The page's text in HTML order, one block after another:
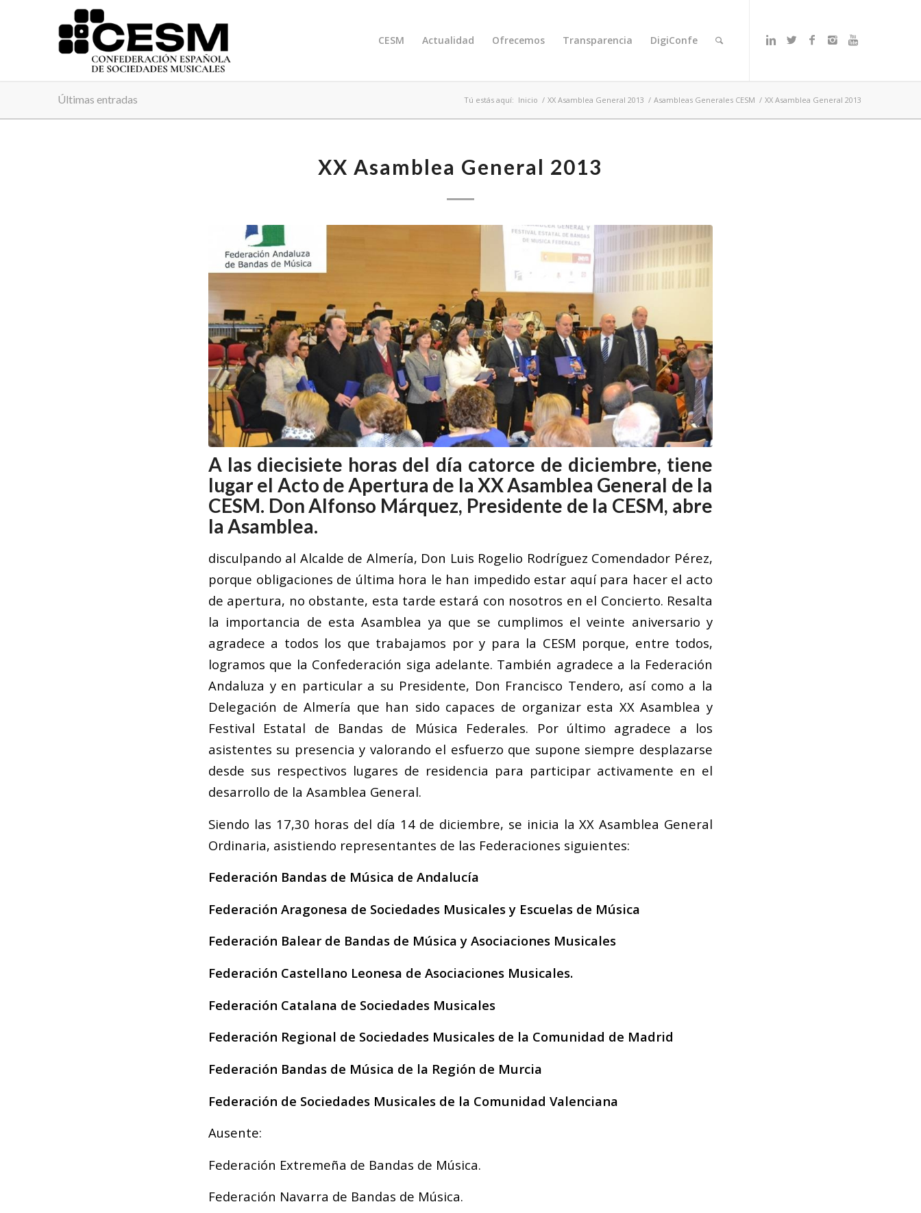
CESM Actualidad Ofrecemos Transparencia DigiConfe
Últimas entradas Tú estás aquí: Inicio / XX Asamblea General 2013 / Asambleas Generales CESM / XX Asamblea General 2013
XX Asamblea General 2013
A las diecisiete horas del día catorce de diciembre, tiene
lugar el Acto de Apertura de la XX Asamblea General de la
CESM. Don Alfonso Márquez, Presidente de la CESM, abre
la Asamblea.
disculpando al Alcalde de Almería, Don Luis Rogelio Rodríguez Comendador Pérez,
porque obligaciones de última hora le han impedido estar aquí para hacer el acto
de apertura, no obstante, esta tarde estará con nosotros en el Concierto. Resalta
la importancia de esta Asamblea ya que se cumplimos el veinte aniversario y
agradece a todos los que trabajamos por y para la CESM porque, entre todos,
logramos que la Confederación siga adelante. También agradece a la Federación
Andaluza y en particular a su Presidente, Don Francisco Tendero, así como a la
Delegación de Almería que han sido capaces de organizar esta XX Asamblea y
Festival Estatal de Bandas de Música Federales. Por último agradece a los
asistentes su presencia y valorando el esfuerzo que supone siempre desplazarse
desde sus respectivos lugares de residencia para participar activamente en el
desarrollo de la Asamblea General.
Siendo las 17,30 horas del día 14 de diciembre, se inicia la XX Asamblea General
Ordinaria, asistiendo representantes de las Federaciones siguientes:
Federación Bandas de Música de Andalucía
Federación Aragonesa de Sociedades Musicales y Escuelas de Música
Federación Balear de Bandas de Música y Asociaciones Musicales
Federación Castellano Leonesa de Asociaciones Musicales.
Federación Catalana de Sociedades Musicales
Federación Regional de Sociedades Musicales de la Comunidad de Madrid
Federación Bandas de Música de la Región de Murcia
Federación de Sociedades Musicales de la Comunidad Valenciana
Ausente:
Federación Extremeña de Bandas de Música.
Federación Navarra de Bandas de Música.